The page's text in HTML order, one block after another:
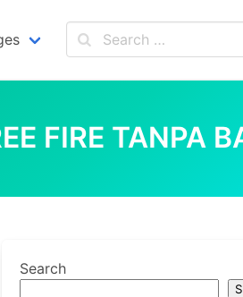
FIRE TANPA
Search